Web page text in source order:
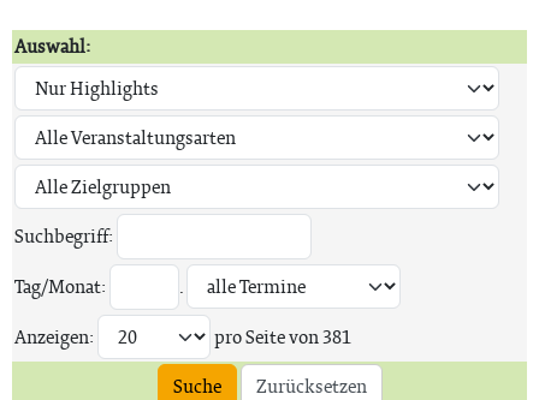
Auswahl:
Suchbegriff:
Tag/Monat:
.
Anzeigen:
pro Seite von381
Suche
Zurücksetzen